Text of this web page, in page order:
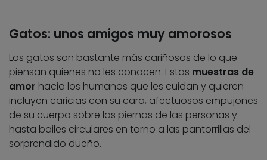
Gatos: unos amigos muy amorosos
Los gatos son bastante más cariñosos de lo que
piensan quienes no les conocen. Estas muestras de
amor hacia los humanos que les cuidan y quieren
incluyen caricias con su cara, afectuosos empujones
de su cuerpo sobre las piernas de las personas y
hasta bailes circulares en torno a las pantorrillas del
sorprendido dueño.